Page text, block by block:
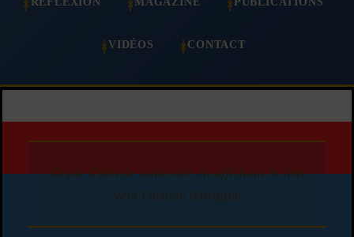
VIDÉOS CONTACT
Copie d'article autorisée en affichant le lien
vers l'article d'origine